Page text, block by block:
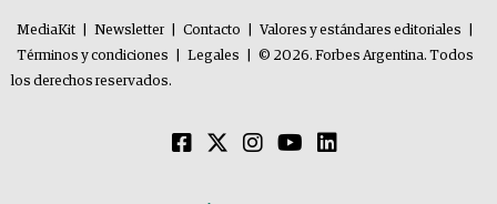
MediaKit Newsletter Contacto Valores y estándares editoriales
Términos y condiciones
Legales
© 2026. Forbes Argentina. Todos
los derechos reservados.